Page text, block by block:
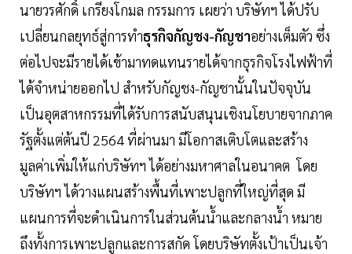
นายวรศักดิ์ เกรียงโกมล กรรมการ เผยว่า บริษัทฯ ได้ปรับ
เปลี่ยนกลยุทธ์สู่การทำธุรกิจกัญชง-กัญชาอย่างเต็มตัว ซึ่ง
ต่อไปจะมีรายได้เข้ามาทดแทนรายได้จากธุรกิจโรงไฟฟ้าที่
ได้จำหน่ายออกไป สำหรับกัญชง-กัญชานั้นในปัจจุบัน
เป็นอุตสาหกรรมที่ได้รับการสนับสนุนเชิงนโยบายจากภาค
รัฐตั้งแต่ต้นปี 2564 ที่ผ่านมา มีโอกาสเติบโตและสร้าง
มูลค่าเพิ่มให้แก่บริษัทฯ ได้อย่างมหาศาลในอนาคต โดย
บริษัทฯ ได้วางแผนสร้างพื้นที่เพาะปลูกที่ใหญ่ที่สุด มี
แผนการที่จะดำเนินการในส่วนต้นน้ำและกลางน้ำ หมาย
ถึงทั้งการเพาะปลูกและการสกัด โดยบริษัทตั้งเป้าเป็นเจ้า